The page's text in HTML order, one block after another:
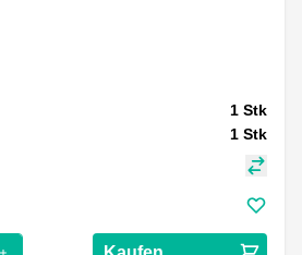
1 Stk
1 Stk